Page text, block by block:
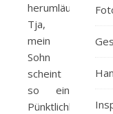
herumläuft.
Tja,
mein
Sohn
scheint
so ein